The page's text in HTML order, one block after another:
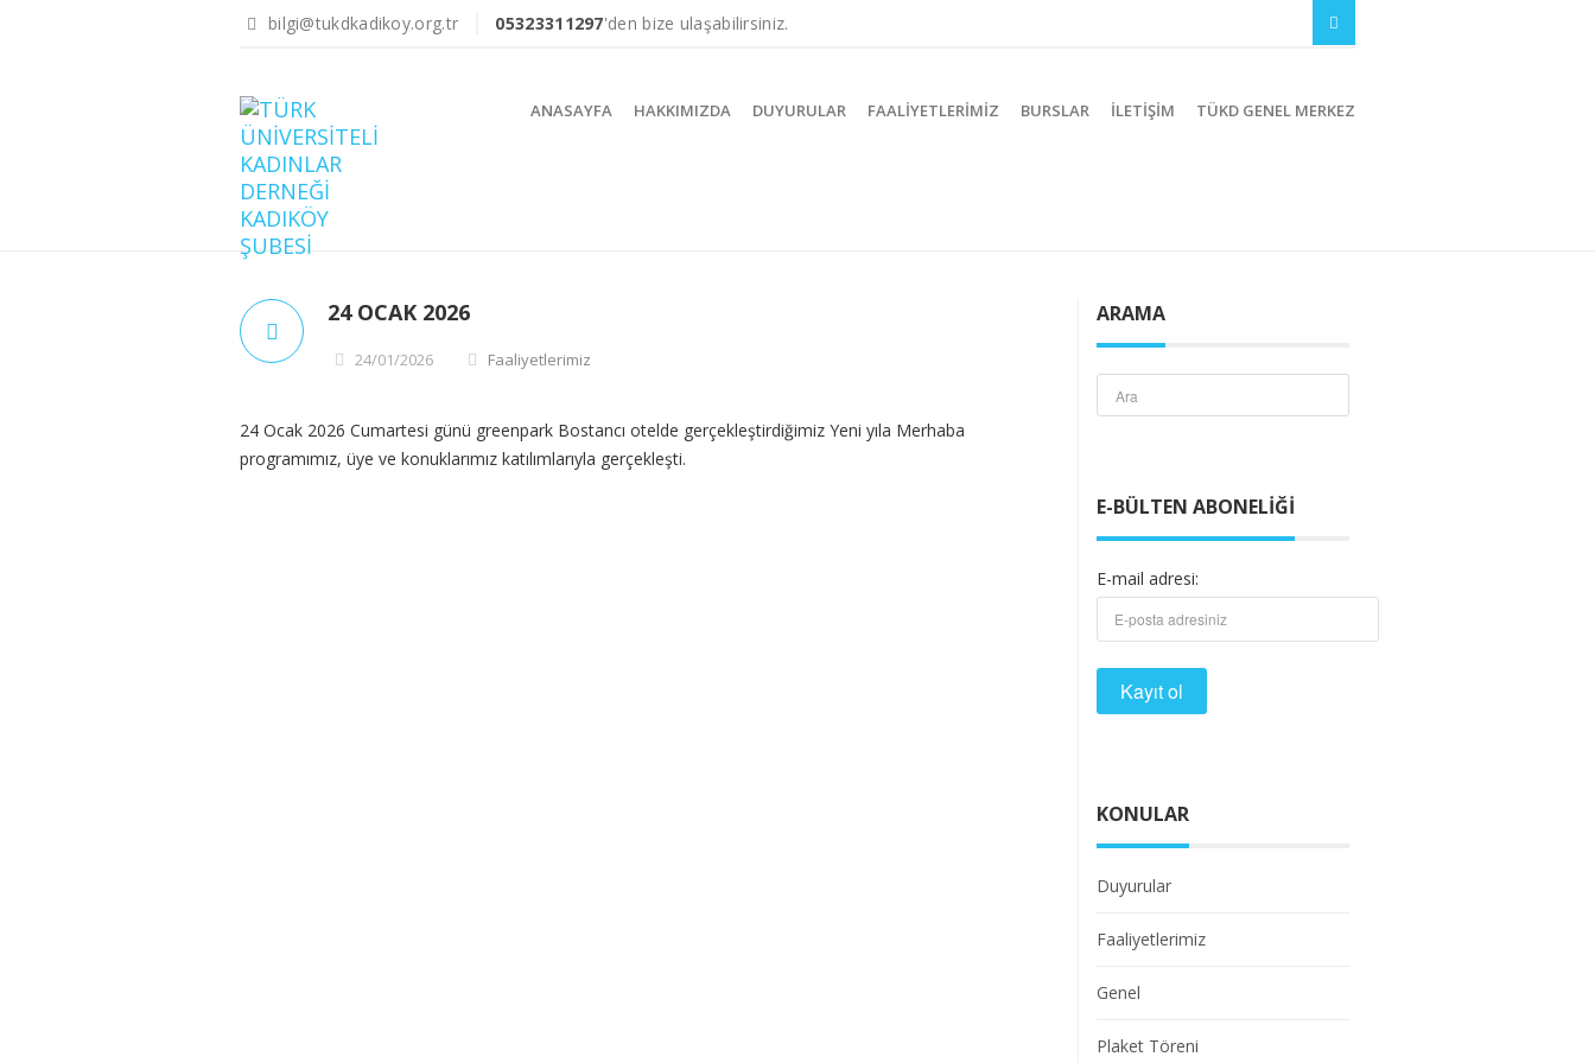
bilgi@tukdkadikoy.org.tr 05323311297'den bize ulaşabilirsiniz.
ANASAYFA HAKKIMIZDA DUYURULAR FAALIYETLERIMIZ BURSLAR İLETIŞIM TÜKD GENEL MERKEZ
24 OCAK 2026
24/01/2026 Faaliyetlerimiz
24 Ocak 2026 Cumartesi günü greenpark Bostancı otelde gerçekleştirdiğimiz Yeni yıla Merhaba
programımız, üye ve konuklarımız katılımlarıyla gerçekleşti.
ARAMA
E-BÜLTEN ABONELIĞI
E-mail adresi:
KONULAR
Duyurular
Faaliyetlerimiz
Genel
Plaket Töreni